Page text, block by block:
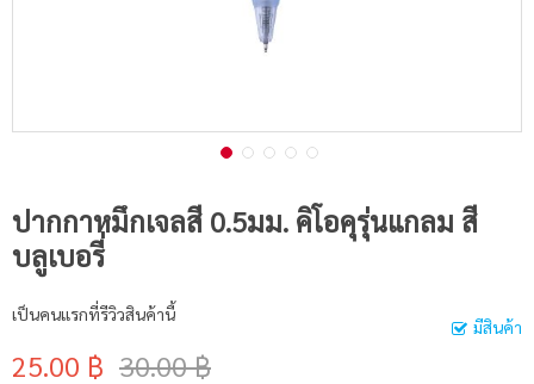
ปากกาหมึกเจลสี 0.5มม. คิโอคุรุ่นแกลม สี
บลูเบอรี่
มีสินค้า
เป็นคนแรกที่รีวิวสินค้านี้
25.00 ฿ 30.00 ฿